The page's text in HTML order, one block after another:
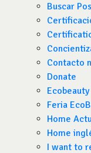
Buscar
Contacto
Donate
Ecobeauty
Feria
Home
Home
I want to